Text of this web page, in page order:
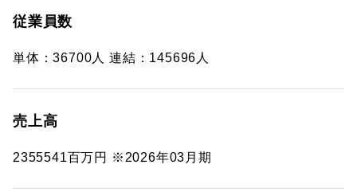
従業員数
単体：36700人 連結：145696人
売上高
2355541百万円 ※2026年03月期